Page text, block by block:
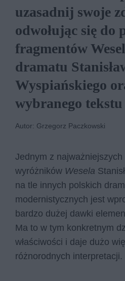
uzasadnij swoje
odwołując się do
fragmentów
dramatu
Wyspiańskiego
wybranego
Autor: Grzegorz Paczkowski
Jednym z najważniejszych
wyróżników Wesela
na tle innych polskich
modernistycznych jest
bardzo dużej dawki
Ma to w tym konkretnym
właściwości i daje dużo
różnorodnych interpretacji.